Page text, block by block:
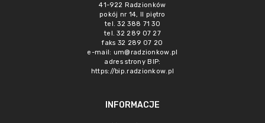
41-922 Radzionków
pokój nr 14, II piętro
tel. 32 388 71 30
tel. 32 289 07 27
faks 32 289 07 20
e-mail: um@radzionkow.pl
adres strony BIP:
https://bip.radzionkow.pl
INFORMACJE